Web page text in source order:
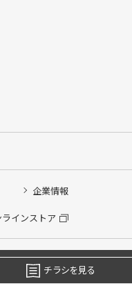
企業情報
ラインストア
チラシを見る